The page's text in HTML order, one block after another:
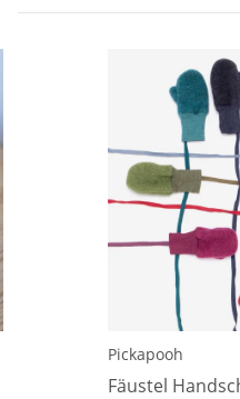
Pickapooh
Fäustel